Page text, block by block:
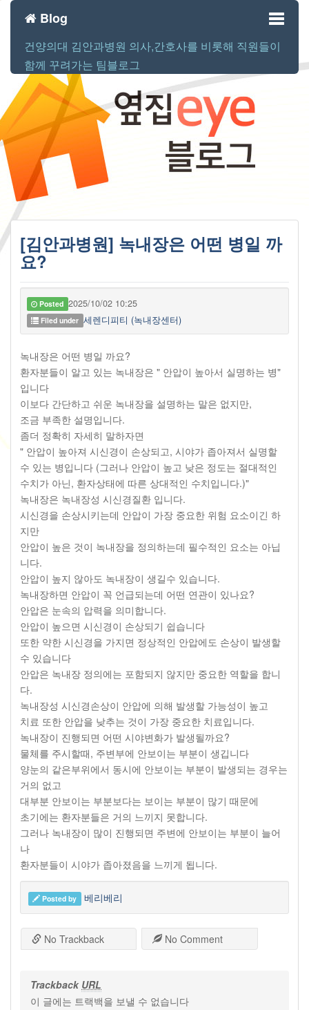
Toggle
Blog
건양의대 김안과병원 의사,간호사를 비롯해 직원들이
함께 꾸려가는 팀블로그
[김안과병원] 녹내장은 어떤 병일 까
요?
Posted 2025/10/02 10:25
Filed under 세렌디피티 (녹내장센터)
녹내장은 어떤 병일 까요?
환자분들이 알고 있는 녹내장은 " 안압이 높아서 실명하는 병"
입니다
이보다 간단하고 쉬운 녹내장을 설명하는 말은 없지만,
조금 부족한 설명입니다.
좀더 정확히 자세히 말하자면
" 안압이 높아져 시신경이 손상되고, 시야가 좁아져서 실명할
수 있는 병입니다 (그러나 안압이 높고 낮은 정도는 절대적인
수치가 아닌, 환자상태에 따른 상대적인 수치입니다.)"
녹내장은 녹내장성 시신경질환 입니다.
시신경을 손상시키는데 안압이 가장 중요한 위험 요소이긴 하
지만
안압이 높은 것이 녹내장을 정의하는데 필수적인 요소는 아닙
니다.
안압이 높지 않아도 녹내장이 생길수 있습니다.
녹내장하면 안압이 꼭 언급되는데 어떤 연관이 있나요?
안압은 눈속의 압력을 의미합니다.
안압이 높으면 시신경이 손상되기 쉽습니다
또한 약한 시신경을 가지면 정상적인 안압에도 손상이 발생할
수 있습니다
안압은 녹내장 정의에는 포함되지 않지만 중요한 역할을 합니
다.
녹내장성 시신경손상이 안압에 의해 발생할 가능성이 높고
치료 또한 안압을 낮추는 것이 가장 중요한 치료입니다.
녹내장이 진행되면 어떤 시야변화가 발생될까요?
물체를 주시할때, 주변부에 안보이는 부분이 생깁니다
양눈의 같은부위에서 동시에 안보이는 부분이 발생되는 경우는
거의 없고
대부분 안보이는 부분보다는 보이는 부분이 많기 때문에
초기에는 환자분들은 거의 느끼지 못합니다.
그러나 녹내장이 많이 진행되면 주변에 안보이는 부분이 늘어
나
환자분들이 시야가 좁아졌음을 느끼게 됩니다.
Posted by 베리베리
No Trackback No Comment
Trackback URL
이 글에는 트랙백을 보낼 수 없습니다